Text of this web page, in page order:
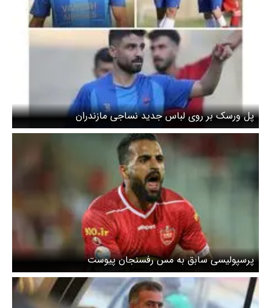
پل ورسک بر روی لباس جدید نساجی مازندران
پرسپولیسی سابق به مس رفسنجان پیوست